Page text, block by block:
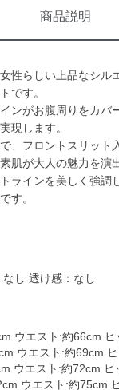
商品説明
性らしい上品なシル
です。
ンがお腹周りをカバ
現します。
、フロントスリット
肌が大人の魅力を演
ラインを美しく強調
す。
し 透け感：なし
ウエスト:約66cm ヒ
ウエスト:約69cm
ウエスト:約72cm ヒ
ウエスト:約75cm